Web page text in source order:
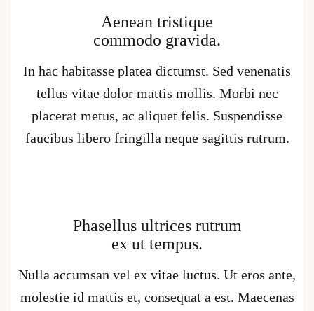
Aenean tristique
commodo gravida.
In hac habitasse platea dictumst. Sed venenatis
tellus vitae dolor mattis mollis. Morbi nec
placerat metus, ac aliquet felis. Suspendisse
faucibus libero fringilla neque sagittis rutrum.
Phasellus ultrices rutrum
ex ut tempus.
Nulla accumsan vel ex vitae luctus. Ut eros ante,
molestie id mattis et, consequat a est. Maecenas